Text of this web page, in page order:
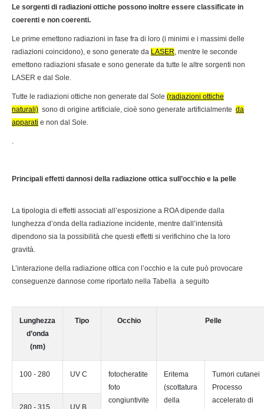
Le sorgenti di radiazioni ottiche possono inoltre essere classificate in
coerenti e non coerenti.
Le prime emettono radiazioni in fase fra di loro (i minimi e i massimi delle
radiazioni coincidono), e sono generate da LASER, mentre le seconde
emettono radiazioni sfasate e sono generate da tutte le altre sorgenti non
LASER e dal Sole.
Tutte le radiazioni ottiche non generate dal Sole (radiazioni ottiche
naturali) sono di origine artificiale, cioè sono generate artificialmente da
apparati e non dal Sole.
.
Principali effetti dannosi della radiazione ottica sull’occhio e la pelle
La tipologia di effetti associati all’esposizione a ROA dipende dalla
lunghezza d’onda della radiazione incidente, mentre dall’intensità
dipendono sia la possibilità che questi effetti si verifichino che la loro
gravità.
L’interazione della radiazione ottica con l’occhio e la cute può provocare
conseguenze dannose come riportato nella Tabella a seguito
Lunghezza
d’onda
(nm)
Tipo Occhio Pelle
100 - 280 UV C
fotocheratite
foto
congiuntivite
Eritema
(scottatura
della
Tumori cutanei
Processo
accelerato di
280 - 315 UV B